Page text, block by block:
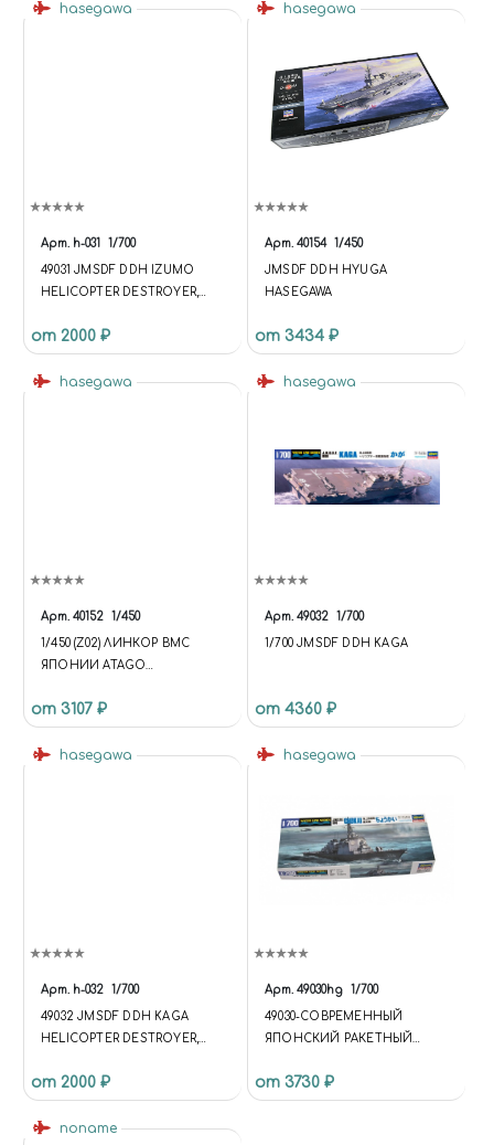
hasegawa
Арт. h-031 1/700
49031 JMSDF DDH IZUMO
HELICOPTER DESTROYER,
КУПИТЬ В МОСКВЕ (H-031)
КОРАБЛИ 1/700
от 2000 ₽
hasegawa
Арт. 40154 1/450
JMSDF DDH HYUGA
HASEGAWA
от 3434 ₽
hasegawa
Арт. 40152 1/450
1/450 (Z02) ЛИНКОР ВМС
ЯПОНИИ ATAGO
(Z02) JAPANESE NAVY
BATTLESHIP ATAGO
(3800)2014.12NEW MGP
от 3107 ₽
hasegawa
Арт. 49032 1/700
1/700 JMSDF DDH KAGA
от 4360 ₽
hasegawa
Арт. h-032 1/700
49032 JMSDF DDH KAGA
HELICOPTER DESTROYER,
КУПИТЬ В МОСКВЕ (H-032)
КОРАБЛИ 1/700
от 2000 ₽
hasegawa
Арт. 49030hg 1/700
49030-CОВРЕМЕННЫЙ
ЯПОНСКИЙ РАКЕТНЫЙ
CHOKAI
от 3730 ₽
noname